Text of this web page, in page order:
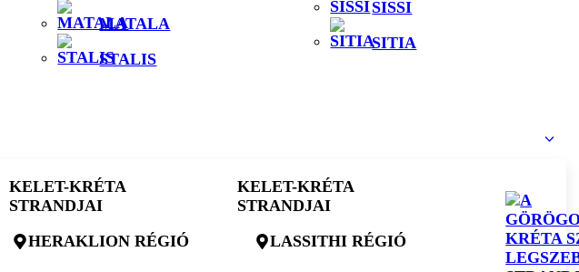
MATALA
STALIS
SISSI
SITIA
KELET-KRÉTA
STRANDJAI
HERAKLION RÉGIÓ
KELET-KRÉTA
STRANDJAI
LASSITHI RÉGIÓ